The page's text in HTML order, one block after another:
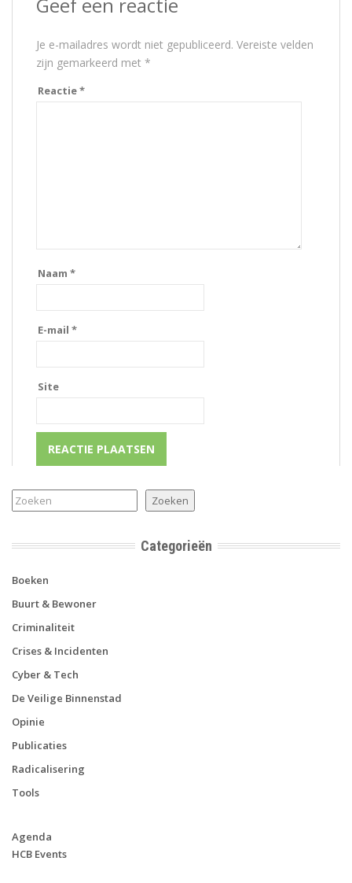
Je e-mailadres wordt niet gepubliceerd. Vereiste velden
zijn gemarkeerd met *
Reactie*
Naam *
E-mail *
Site
Zoeken Zoeken
Categorieën
Boeken
Buurt & Bewoner
Criminaliteit
Crises & Incidenten
Cyber & Tech
De Veilige Binnenstad
Opinie
Publicaties
Radicalisering
Tools
Agenda
HCB Events